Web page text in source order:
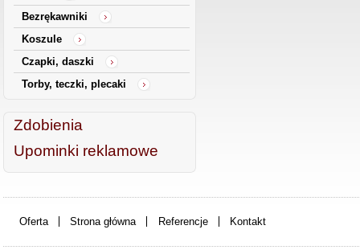
Bezrękawniki
Koszule
Czapki, daszki
Torby, teczki, plecaki
Zdobienia
Upominki reklamowe
Oferta Strona główna Referencje Kontakt